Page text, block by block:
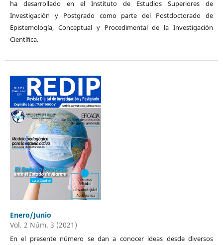
ha desarrollado en el Instituto de Estudios Superiores de
Investigación y Postgrado como parte del Postdoctorado de
Epistemología, Conceptual y Procedimental de la Investigación
Científica.
Enero/Junio
Vol. 2 Núm. 3 (2021)
En el presente número se dan a conocer ideas desde diversos